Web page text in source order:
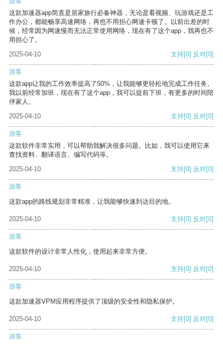
这款加速器app简直是居家旅行必备神器，无论是看视频、玩游戏还是工
作办公，都能畅享高速网络，再也不用担心网速卡顿了。以前出差的时
候，经常因为网速慢而无法正常使用网络，现在有了这个app，我再也不
用担心了。
2025-04-10
支持[0] 反对[0]
游客
这款app让我的工作效率提高了50%，让我能够更轻松地完成工作任务。
我以前经常加班，现在有了这个app，我可以提前下班，有更多的时间陪
伴家人。
2025-04-10
支持[0] 反对[0]
游客
这款软件非常实用，可以帮助我解决很多问题。比如，我可以使用它来
查找资料、翻译语言、编写代码等。
2025-04-10
支持[0] 反对[0]
游客
这款app的路线规划非常精准，让我能够快速到达目的地。
2025-04-10 支持[0] 反对[0]
游客
这款软件的设计非常人性化，使用起来非常方便。
2025-04-10 支持[0] 反对[0]
游客
这款加速器VPM应用程序提供了顶级的安全性和隐私保护。
2025-04-10 支持[0] 反对[0]
游客